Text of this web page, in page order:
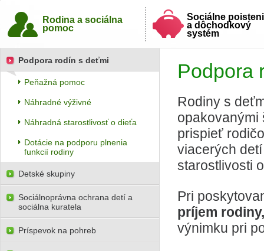
Rodina a sociálna
pomoc
Sociálne
a dôchodkový
systém
Podpora
Rodiny s
opakovanými
prispieť
viacerých
starostlivosti
Pri
príjem
výnimku pri
Podpora rodín s deťmi
Peňažná pomoc
Náhradné výživné
Náhradná starostlivosť o dieťa
Dotácie na podporu plnenia
funkcií rodiny
Detské skupiny
Sociálnoprávna ochrana detí a
sociálna kuratela
Príspevok na pohreb